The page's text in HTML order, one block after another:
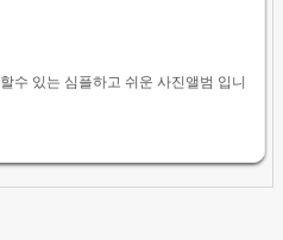
수 있는 심플하고 쉬운 사진앨범 입니